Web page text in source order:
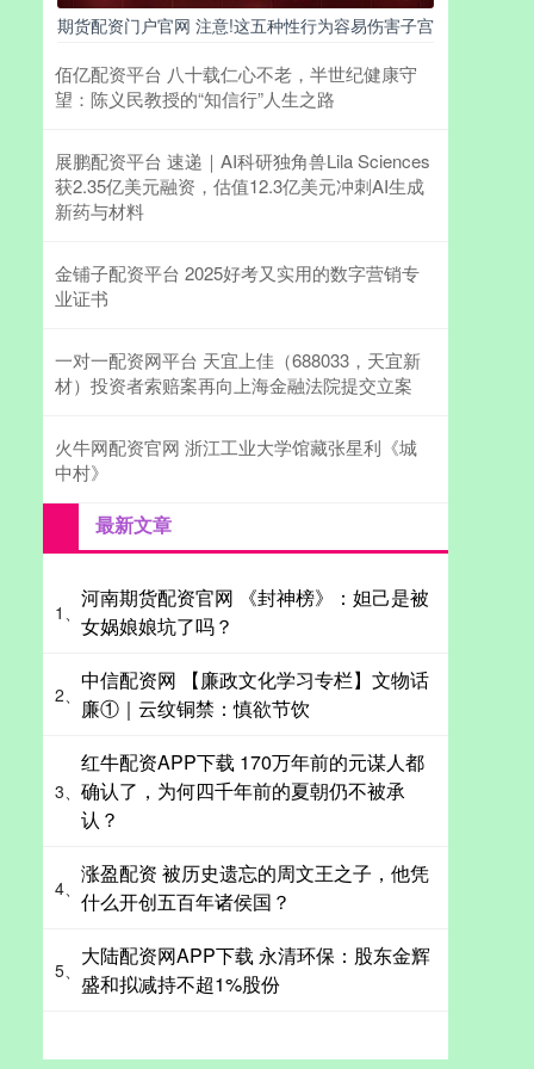
期货配资门户官网 注意!这五种性行为容易伤害子宫
佰亿配资平台 八十载仁心不老，半世纪健康守
望：陈义民教授的“知信行”人生之路
展鹏配资平台 速递｜AI科研独角兽Lila Sciences
获2.35亿美元融资，估值12.3亿美元冲刺AI生成
新药与材料
金铺子配资平台 2025好考又实用的数字营销专
业证书
一对一配资网平台 天宜上佳（688033，天宜新
材）投资者索赔案再向上海金融法院提交立案
火牛网配资官网 浙江工业大学馆藏张星利《城
中村》
最新文章
1、
河南期货配资官网 《封神榜》：妲己是被
女娲娘娘坑了吗？
2、
中信配资网 【廉政文化学习专栏】文物话
廉①｜云纹铜禁：慎欲节饮
3、
红牛配资APP下载 170万年前的元谋人都
确认了，为何四千年前的夏朝仍不被承
认？
4、
涨盈配资 被历史遗忘的周文王之子，他凭
什么开创五百年诸侯国？
5、
大陆配资网APP下载 永清环保：股东金辉
盛和拟减持不超1%股份